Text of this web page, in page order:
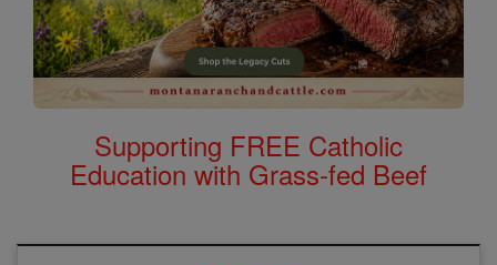
Supporting FREE Catholic
Education with Grass-fed Beef